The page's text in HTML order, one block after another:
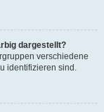
dargestellt?
verschiedene
identifizieren sind.